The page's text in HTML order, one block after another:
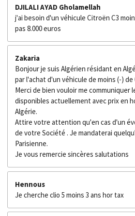
DJILALI AYAD Gholamellah
j'ai besoin d'un véhicule Citroën C3
pas 8.000 euros
Zakaria
Bonjour je suis Algérien résidant en
par l'achat d'un véhicule de moins (-) de
Merci de bien vouloir me communiquer
disponibles actuellement avec prix en
Algérie.
Attire votre attention qu'en cas d'un
de votre Société . Je mandaterai
Parisienne.
Je vous remercie sincères salutations
Hennous
Je cherche clio 5 moins 3 ans hor tax